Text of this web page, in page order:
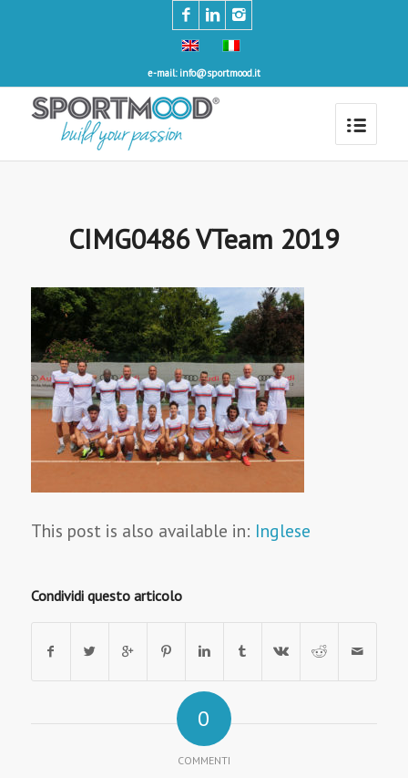
e-mail: info@sportmood.it
CIMG0486 VTeam 2019
This post is also available in: Inglese
Condividi questo articolo
0
COMMENTI